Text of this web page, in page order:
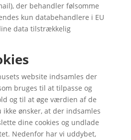
der behandler følsomme
kun databehandlere i EU
data tilstrækkelig
website indsamles der
bruges til at tilpasse og
og til at øge værdien af de
ønsker, at der indsamles
dine cookies og undlade
Nedenfor har vi uddybet,